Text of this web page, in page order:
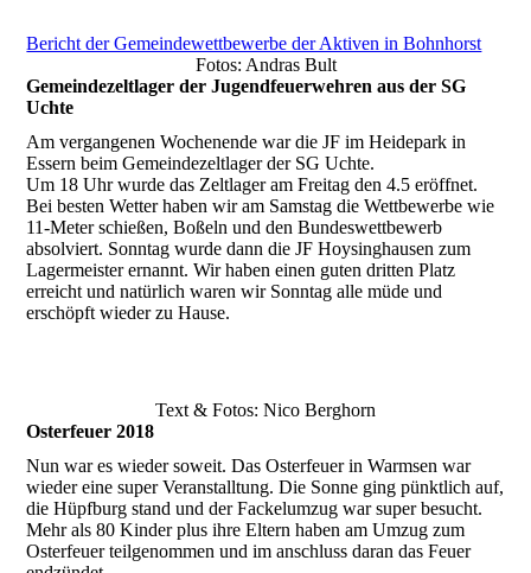
Bericht der Gemeindewettbewerbe der Aktiven in Bohnhorst
Fotos: Andras Bult
Gemeindezeltlager der Jugendfeuerwehren aus der SG
Uchte
Am vergangenen Wochenende war die JF im Heidepark in
Essern beim Gemeindezeltlager der SG Uchte.
Um 18 Uhr wurde das Zeltlager am Freitag den 4.5 eröffnet.
Bei besten Wetter haben wir am Samstag die Wettbewerbe wie
11-Meter schießen, Boßeln und den Bundeswettbewerb
absolviert. Sonntag wurde dann die JF Hoysinghausen zum
Lagermeister ernannt. Wir haben einen guten dritten Platz
erreicht und natürlich waren wir Sonntag alle müde und
erschöpft wieder zu Hause.
Text & Fotos: Nico Berghorn
Osterfeuer 2018
Nun war es wieder soweit. Das Osterfeuer in Warmsen war
wieder eine super Veranstalltung. Die Sonne ging pünktlich auf,
die Hüpfburg stand und der Fackelumzug war super besucht.
Mehr als 80 Kinder plus ihre Eltern haben am Umzug zum
Osterfeuer teilgenommen und im anschluss daran das Feuer